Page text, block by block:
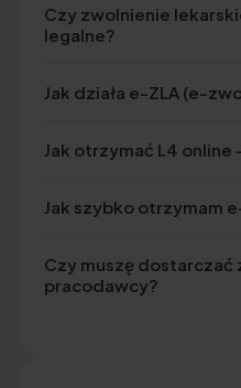
Czy zwolnienie
legalne?
Jak działa e-ZLA (e-
Jak otrzymać L4
Jak szybko otrzymam
Czy muszę dostarczać
pracodawcy?